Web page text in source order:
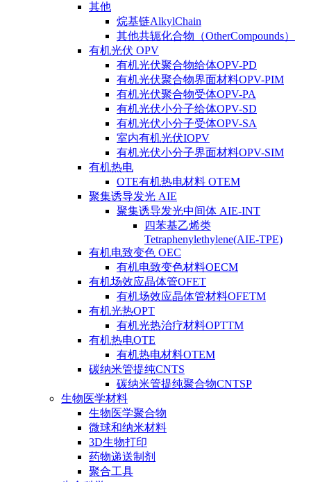
其他
烷基链AlkylChain
其他共轭化合物（OtherCompounds）
有机光伏 OPV
有机光伏聚合物给体OPV-PD
有机光伏聚合物界面材料OPV-PIM
有机光伏聚合物受体OPV-PA
有机光伏小分子给体OPV-SD
有机光伏小分子受体OPV-SA
室内有机光伏IOPV
有机光伏小分子界面材料OPV-SIM
有机热电
OTE有机热电材料 OTEM
聚集诱导发光 AIE
聚集诱导发光中间体 AIE-INT
四苯基乙烯类
Tetraphenylethylene(AIE-TPE)
有机电致变色 OEC
有机电致变色材料OECM
有机场效应晶体管OFET
有机场效应晶体管材料OFETM
有机光热OPT
有机光热治疗材料OPTTM
有机热电OTE
有机热电材料OTEM
碳纳米管提纯CNTS
碳纳米管提纯聚合物CNTSP
生物医学材料
生物医学聚合物
微球和纳米材料
3D生物打印
药物递送制剂
聚合工具